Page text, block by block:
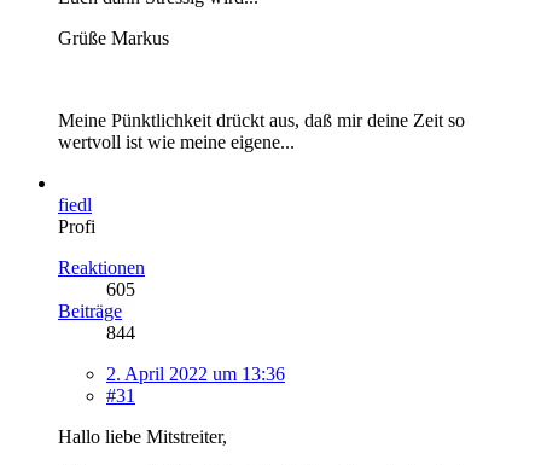
Grüße Markus
Meine Pünktlichkeit drückt aus, daß mir deine Zeit so
wertvoll ist wie meine eigene...
fiedl
Profi
Reaktionen
605
Beiträge
844
2. April 2022 um 13:36
#31
Hallo liebe Mitstreiter,